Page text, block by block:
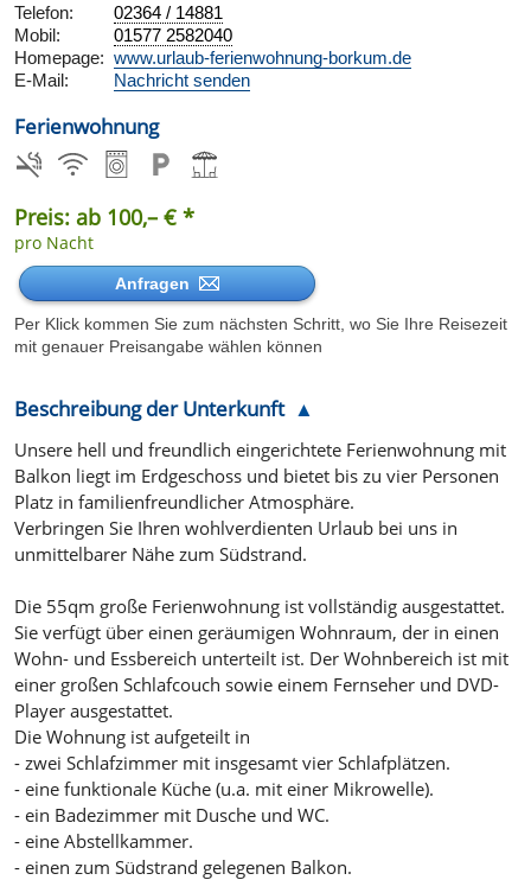
Telefon:
02364 / 14881
Mobil:
01577 2582040
Homepage: www.urlaub-ferienwohnung-borkum.de
E-Mail:
Nachricht senden
Ferienwohnung
Preis: ab 100,– € *
pro Nacht
Anfragen
Per Klick kommen Sie zum nächsten Schritt, wo Sie Ihre Reisezeit
mit genauer Preisangabe wählen können
Beschreibung der Unterkunft
Unsere hell und freundlich eingerichtete Ferienwohnung mit
Balkon liegt im Erdgeschoss und bietet bis zu vier Personen
Platz in familienfreundlicher Atmosphäre.
Verbringen Sie Ihren wohlverdienten Urlaub bei uns in
unmittelbarer Nähe zum Südstrand.
Die 55qm große Ferienwohnung ist vollständig ausgestattet.
Sie verfügt über einen geräumigen Wohnraum, der in einen
Wohn- und Essbereich unterteilt ist. Der Wohnbereich ist mit
einer großen Schlafcouch sowie einem Fernseher und DVD-
Player ausgestattet.
Die Wohnung ist aufgeteilt in
- zwei Schlafzimmer mit insgesamt vier Schlafplätzen.
- eine funktionale Küche (u.a. mit einer Mikrowelle).
- ein Badezimmer mit Dusche und WC.
- eine Abstellkammer.
- einen zum Südstrand gelegenen Balkon.